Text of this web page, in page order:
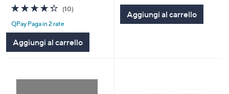
4.3
of
5
Stars
(10)10
QPay Paga in 2 rate
Aggiungi al carrello
Aggiungi al carrello